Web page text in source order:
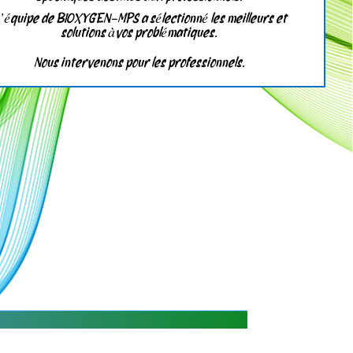
deBIOXYGEN-MPS a sélectionné les meilleurs et
solutions àvos problématiques.
Nous intervenons pour les professionnels.